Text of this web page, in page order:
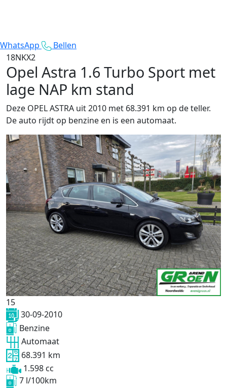
WhatsApp
Bellen
18NKX2
Opel Astra 1.6 Turbo Sport met
lage NAP km stand
Deze OPEL ASTRA uit 2010 met 68.391 km op de teller.
De auto rijdt op benzine en is een automaat.
15
30-09-2010
Benzine
Automaat
68.391 km
1.598 cc
7 l/100km